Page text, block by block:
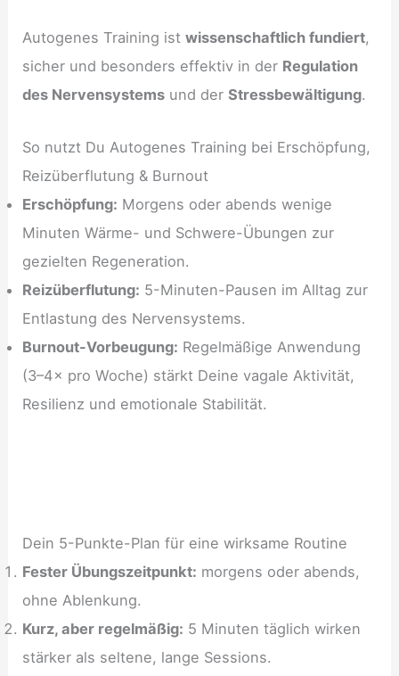
Autogenes Training istwissenschaftlich fundiert,
sicher und besonders effektiv in der Regulation
des Nervensystems und derStressbewältigung.
So nutzt Du Autogenes Training bei Erschöpfung,
Reizüberflutung & Burnout
Erschöpfung: Morgens oder abends wenige
Minuten Wärme- und Schwere-Übungen zur
gezielten Regeneration.
Reizüberflutung: 5-Minuten-Pausen im Alltag zur
Entlastung des Nervensystems.
Burnout-Vorbeugung: Regelmäßige Anwendung
(3–4× pro Woche) stärkt Deine vagale Aktivität,
Resilienz und emotionale Stabilität.
Dein 5-Punkte-Plan für eine wirksame Routine
Fester Übungszeitpunkt: morgens oder abends,
ohne Ablenkung.
Kurz, aber regelmäßig: 5 Minuten täglich wirken
stärker als seltene, lange Sessions.